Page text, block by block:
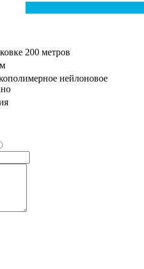
200 метров
нейлоновое